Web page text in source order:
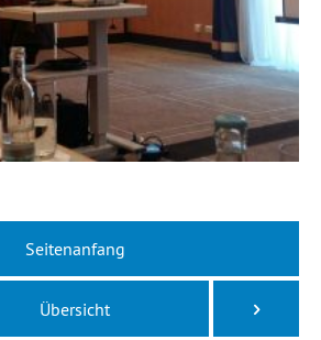
Seitenanfang
Übersicht